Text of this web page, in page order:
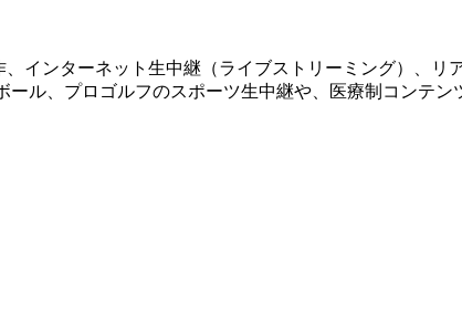
インターネット生中継（ライブストリーミング）、
ル、プロゴルフのスポーツ生中継や、医療制コンテン